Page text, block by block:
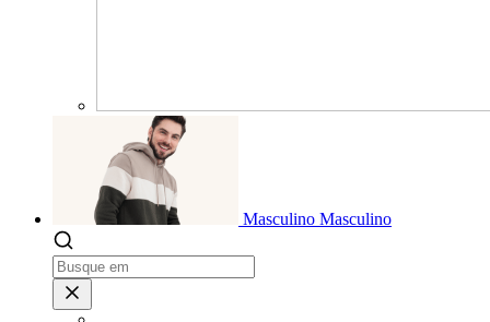
Masculino Masculino